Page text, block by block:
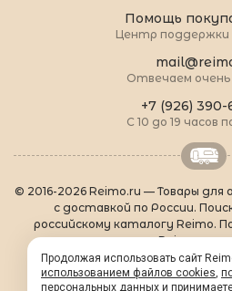
Помощь
Центр поддержки
Отвечаем
+7 (926)
С 10 до 19 часов
© 2016-2026 Reimo.ru — Товары
с доставкой по России.
российскому каталогу Reimo.
товарах Reimo на
О Reimo
| Популярные товары
Контакты
|
Продолжая использовать сайт
использованием файлов cookies,
персональных данных и